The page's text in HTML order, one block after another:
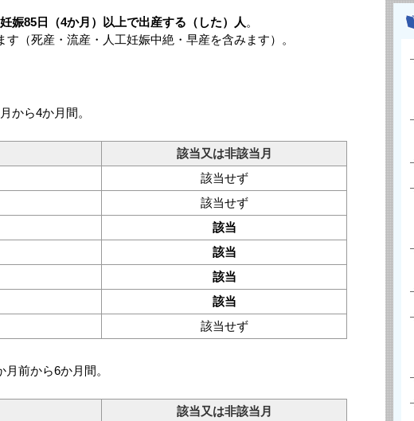
妊娠85日（4か月）以上で出産する（した）人 。
（死産・流産・人工妊娠中絶・早産を含みます）。
から4か月間。
該当又は非該当月
該当せず
該当せず
該当
該当
該当
該当
該当せず
前から6か月間。
該当又は非該当月